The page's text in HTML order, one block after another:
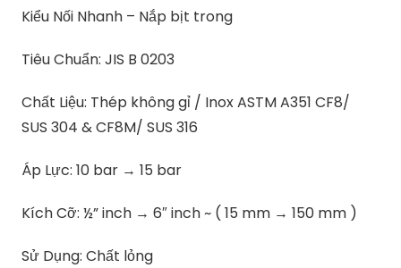
Kiểu Nối Nhanh – Nắp bịt trong
Tiêu Chuẩn: JIS B 0203
Chất Liệu: Thép không gỉ / Inox ASTM A351 CF8/
SUS 304 & CF8M/ SUS 316
Áp Lực: 10 bar → 15 bar
Kích Cỡ: ½” inch → 6″ inch ~ ( 15 mm → 150 mm )
Sử Dụng: Chất lỏng